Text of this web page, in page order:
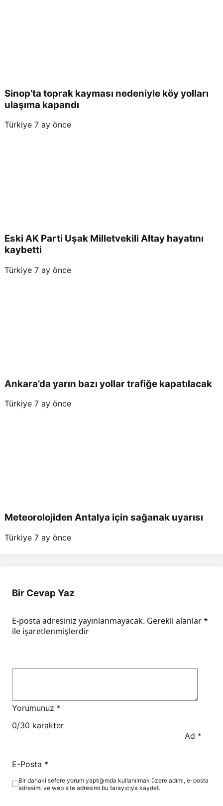
Sinop’ta toprak kayması nedeniyle köy yolları
ulaşıma kapandı
Türkiye 7 ay önce
Eski AK Parti Uşak Milletvekili Altay hayatını
kaybetti
Türkiye 7 ay önce
Ankara’da yarın bazı yollar trafiğe kapatılacak
Türkiye 7 ay önce
Meteorolojiden Antalya için sağanak uyarısı
Türkiye 7 ay önce
Bir Cevap Yaz
E-posta adresiniz yayınlanmayacak. Gerekli alanlar*
ile işaretlenmişlerdir
Yorumunuz *
0/30 karakter
Ad *
E-Posta *
Bir dahaki sefere yorum yaptığımda kullanılmak üzere adımı, e-posta
adresimi ve web site adresimi bu tarayıcıya kaydet.